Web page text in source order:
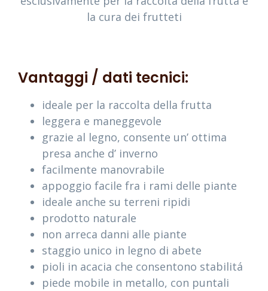
la cura dei frutteti
Vantaggi / dati tecnici:
ideale per la raccolta della frutta
leggera e maneggevole
grazie al legno, consente un’ ottima
presa anche d’ inverno
facilmente manovrabile
appoggio facile fra i rami delle piante
ideale anche su terreni ripidi
prodotto naturale
non arreca danni alle piante
staggio unico in legno di abete
pioli in acacia che consentono stabilitá
piede mobile in metallo, con puntali